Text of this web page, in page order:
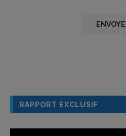
RAPPORT EXCLUSIF